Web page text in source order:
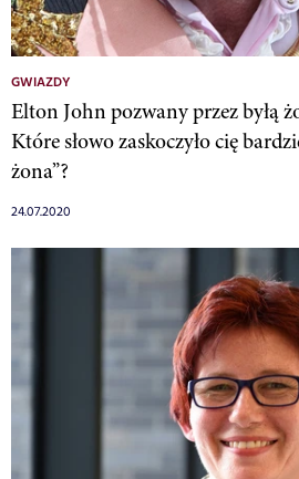
GWIAZDY
Elton John pozwany przez byłą
Które słowo zaskoczyło cię
żona”?
24.07.2020